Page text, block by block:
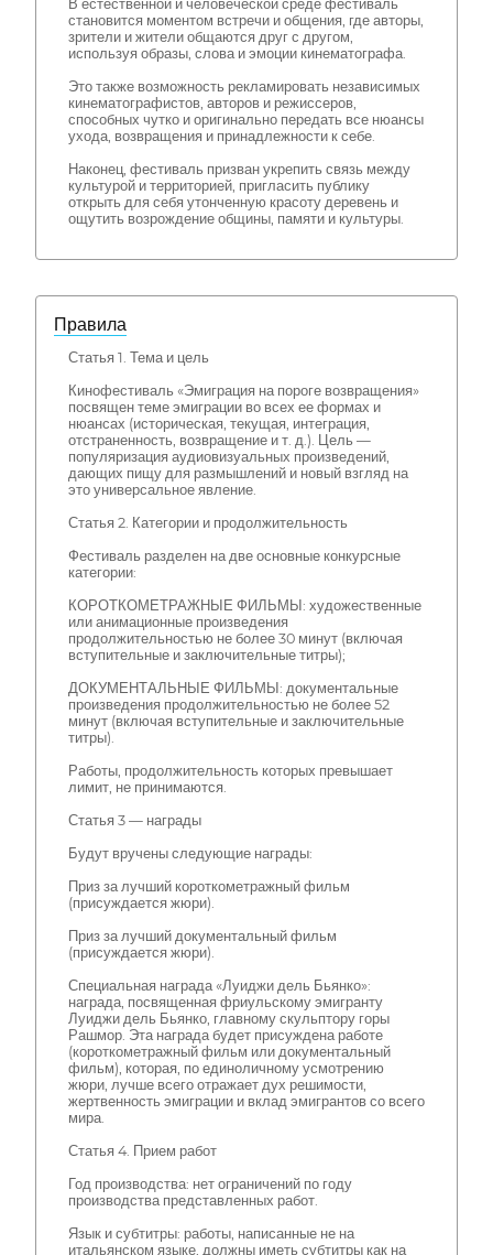
В естественной и человеческой среде фестиваль
становится моментом встречи и общения, где авторы,
зрители и жители общаются друг с другом,
используя образы, слова и эмоции кинематографа.
Это также возможность рекламировать независимых
кинематографистов, авторов и режиссеров,
способных чутко и оригинально передать все нюансы
ухода, возвращения и принадлежности к себе.
Наконец, фестиваль призван укрепить связь между
культурой и территорией, пригласить публику
открыть для себя утонченную красоту деревень и
ощутить возрождение общины, памяти и культуры.
Правила
Статья 1. Тема и цель
Кинофестиваль «Эмиграция на пороге возвращения»
посвящен теме эмиграции во всех ее формах и
нюансах (историческая, текущая, интеграция,
отстраненность, возвращение и т. д.). Цель —
популяризация аудиовизуальных произведений,
дающих пищу для размышлений и новый взгляд на
это универсальное явление.
Статья 2. Категории и продолжительность
Фестиваль разделен на две основные конкурсные
категории:
КОРОТКОМЕТРАЖНЫЕ ФИЛЬМЫ: художественные
или анимационные произведения
продолжительностью не более 30 минут (включая
вступительные и заключительные титры);
ДОКУМЕНТАЛЬНЫЕ ФИЛЬМЫ: документальные
произведения продолжительностью не более 52
минут (включая вступительные и заключительные
титры).
Работы, продолжительность которых превышает
лимит, не принимаются.
Статья 3 — награды
Будут вручены следующие награды:
Приз за лучший короткометражный фильм
(присуждается жюри).
Приз за лучший документальный фильм
(присуждается жюри).
Специальная награда «Луиджи дель Бьянко»:
награда, посвященная фриульскому эмигранту
Луиджи дель Бьянко, главному скульптору горы
Рашмор. Эта награда будет присуждена работе
(короткометражный фильм или документальный
фильм), которая, по единоличному усмотрению
жюри, лучше всего отражает дух решимости,
жертвенность эмиграции и вклад эмигрантов со всего
мира.
Статья 4. Прием работ
Год производства: нет ограничений по году
производства представленных работ.
Язык и субтитры: работы, написанные не на
итальянском языке, должны иметь субтитры как на